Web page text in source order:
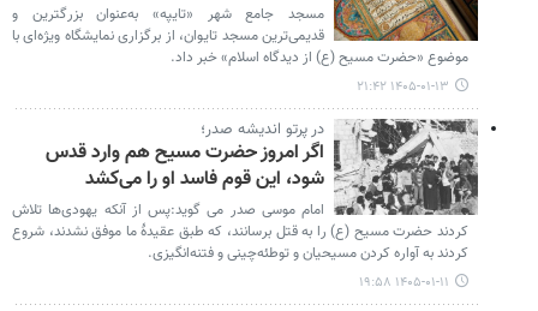
مسجد جامع شهر «تایپه» به‌عنوان بزرگترین و
قدیمی‌ترین مسجد تایوان، از برگزاری نمایشگاه ویژه‌ای با
موضوع «حضرت مسیح (ع) از دیدگاه اسلام» خبر داد.
۱۴۰۵-۰۱-۱۳ ۲۱:۴۲
در پرتو اندیشه صدر؛
اگر امروز حضرت مسیح هم وارد قدس
شود، این قوم فاسد او را می‌کشد
امام موسی صدر می گوید:پس از آنکه یهودی‌ها تلاش
کردند حضرت مسیح (ع) را به قتل برسانند، که طبق عقیدۀ ما موفق نشدند، شروع
کردند به آواره کردن مسیحیان و توطئه‌چینی و فتنه‌انگیزی.
۱۴۰۵-۰۱-۱۱ ۱۹:۵۸